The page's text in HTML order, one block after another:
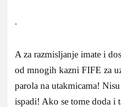
.
A za razmisljanje imate i
od mnogih kazni FIFE za
parola na utakmicama!
ispadi! Ako se tome doda i